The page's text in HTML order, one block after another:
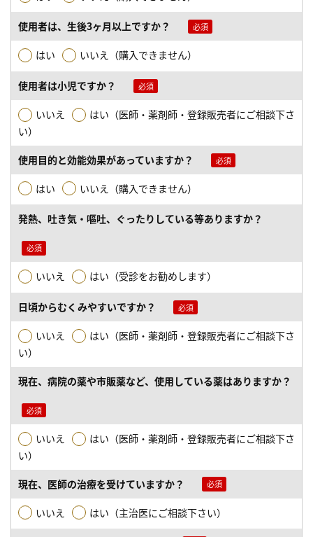
使用者は、生後3ヶ月以上ですか？
はい いいえ（購入できません）
使用者は小児ですか？
いいえ
はい（医師・薬剤師・登録販売者にご相談下さ
い）
使用目的と効能効果があっていますか？
はい いいえ（購入できません）
発熱、吐き気・嘔吐、ぐったりしている等ありますか？
いいえ はい（受診をお勧めします）
日頃からむくみやすいですか？
いいえ
はい（医師・薬剤師・登録販売者にご相談下さ
い）
現在、病院の薬や市販薬など、使用している薬はありますか？
いいえ
はい（医師・薬剤師・登録販売者にご相談下さ
い）
現在、医師の治療を受けていますか？
いいえ はい（主治医にご相談下さい）